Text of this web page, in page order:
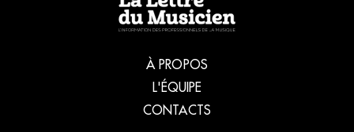
À PROPOS
L'ÉQUIPE
CONTACTS